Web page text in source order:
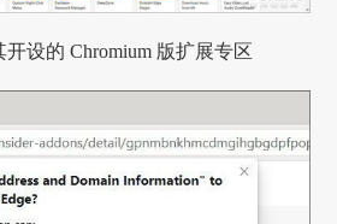
开设的 Chromium 版扩展专区